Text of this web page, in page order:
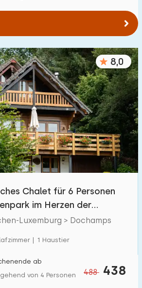
8,0
Chalet für 6 Personen
im Herzen der
Luxemburg > Dochamps
| 1 Haustier
488 438
ab
von 4 Personen